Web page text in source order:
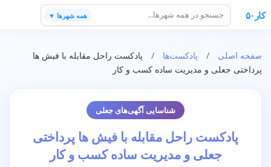
کار۵۰ همه شهرها ▼
صفحه اصلی / پادکست‌ها /
پادکست راحل مقابله با فیش ها
پرداختی جعلی و مدیریت ساده کسب و کار
شناسایی آگهی‌های جعلی
پادکست راحل مقابله با فیش ها پرداختی
جعلی و مدیریت ساده کسب و کار